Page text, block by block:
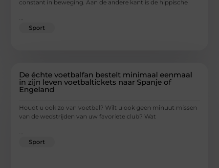
constant in beweging. Aan de andere kant is de hippische
...
Sport
De échte voetbalfan bestelt minimaal eenmaal
in zijn leven voetbaltickets naar Spanje of
Engeland
Houdt u ook zo van voetbal? Wilt u ook geen minuut missen
van de wedstrijden van uw favoriete club? Wat
...
Sport